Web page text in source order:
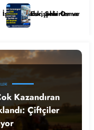
Şehirler ve Başvuru
Osmangazi
Kazandıran
Çiftçiler